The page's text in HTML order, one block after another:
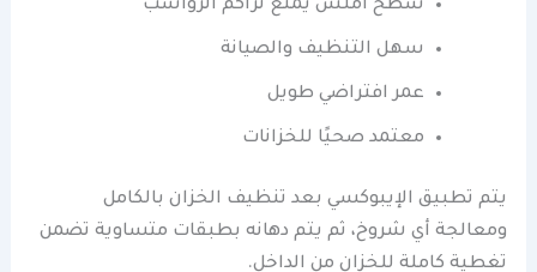
سطح أملس يمنع تراكم الرواسب
سهل التنظيف والصيانة
عمر افتراضي طويل
معتمد صحيًا للخزانات
يتم تطبيق الإيبوكسي بعد تنظيف الخزان بالكامل
ومعالجة أي شروخ، ثم يتم دهانه بطبقات متساوية تضمن
تغطية كاملة للخزان من الداخل.